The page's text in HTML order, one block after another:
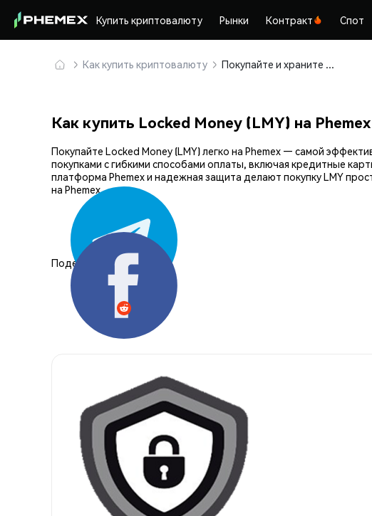
Купить криптовалюту Рынки Контракт Спот
Как купить криптовалюту Покупайте и храните Locked Money (LMY) безопасно
Как купить Locked Money (LMY) на Phemex
Покупайте Locked Money (LMY) легко на Phemex — самой
покупками с гибкими способами оплаты, включая кредитные
платформа Phemex и надежная защита делают покупку LMY
на Phemex.
Поделиться: